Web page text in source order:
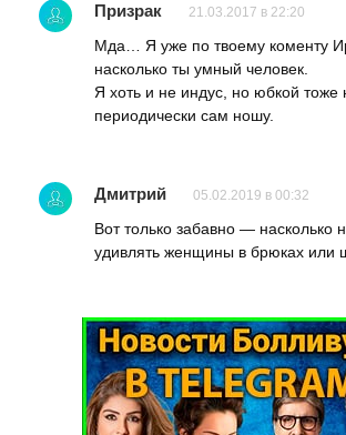
Призрак 21.03.2017 в 22:20
Мда… Я уже по твоему коменту
насколько ты умный человек.
Я хоть и не индус, но юбкой тоже
периодически сам ношу.
Дмитрий 05.02.2019 в 00:32
Вот только забавно — насколько
удивлять женщины в брюках или